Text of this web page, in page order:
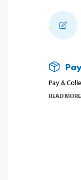
Pay &
READ MORE